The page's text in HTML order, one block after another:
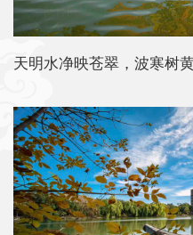
天明水净映苍翠，波寒树黄